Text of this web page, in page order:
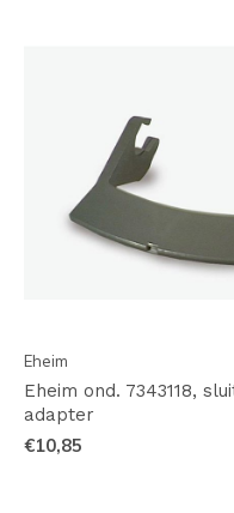
Eheim
Eheim ond. 7343118,
adapter
€10,85